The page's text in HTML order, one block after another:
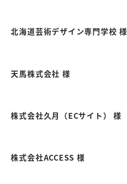
北海道芸術デザイン専門学校 様
天馬株式会社 様
株式会社久月（ECサイト） 様
株式会社ACCESS 様